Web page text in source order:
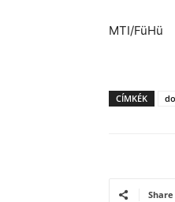
MTI/FüHü
CÍMKÉK
Share